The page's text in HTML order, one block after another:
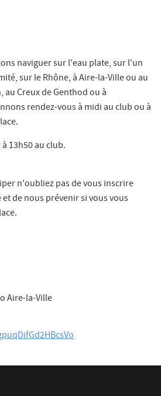
naviguer sur l'eau plate, sur l'un
sur le Rhône, à Aire-la-Ville ou au
au Creux de Genthod ou à
rendez-vous à midi au club ou à
13h50 au club.
n'oubliez pas de vous inscrire
de nous prévenir si vous vous
Aire-la-Ville